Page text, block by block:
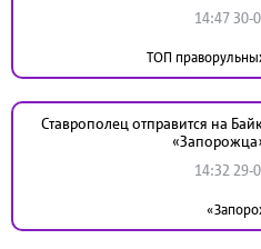
14:47 30-
ТОП
Ставрополец отправится на
14:32 29-